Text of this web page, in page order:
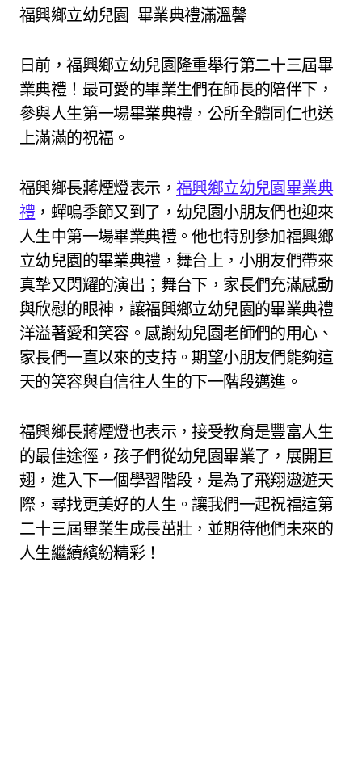
福興鄉立幼兒園 畢業典禮滿溫馨
日前，福興鄉立幼兒園隆重舉行第二十三屆畢
業典禮！最可愛的畢業生們在師長的陪伴下，
參與人生第一場畢業典禮，公所全體同仁也送
上滿滿的祝福。
福興鄉長蔣煙燈表示， 福興鄉立幼兒園畢業典
禮 ，蟬鳴季節又到了，幼兒園小朋友們也迎來
人生中第一場畢業典禮。他也特別參加福興鄉
立幼兒園的畢業典禮，舞台上，小朋友們帶來
真摯又閃耀的演出；舞台下，家長們充滿感動
與欣慰的眼神，讓福興鄉立幼兒園的畢業典禮
洋溢著愛和笑容。感謝幼兒園老師們的用心、
家長們一直以來的支持。期望小朋友們能夠這
天的笑容與自信往人生的下一階段邁進。
福興鄉長蔣煙燈也表示，接受教育是豐富人生
的最佳途徑，孩子們從幼兒園畢業了，展開巨
翅，進入下一個學習階段，是為了飛翔遨遊天
際，尋找更美好的人生。讓我們一起祝福這第
二十三屆畢業生成長茁壯，並期待他們未來的
人生繼續繽紛精彩！